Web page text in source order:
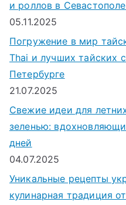
и роллов в
05.11.2025
Погружение в мир
Thai и лучших тайских
Петербурге
21.07.2025
Свежие идеи для
зеленью:
дней
04.07.2025
Уникальные рецепты
кулинарная традиция